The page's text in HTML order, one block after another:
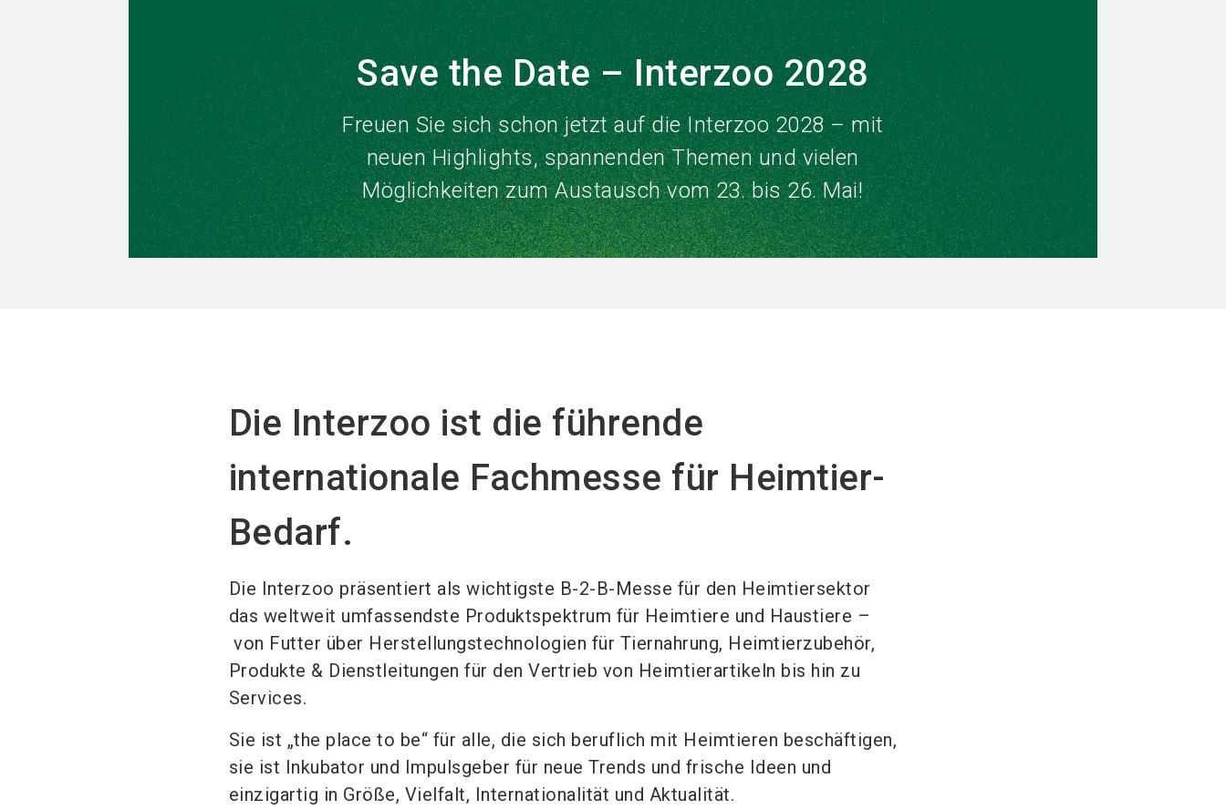
Save the Date – Interzoo 2028
Freuen Sie sich schon jetzt auf die Interzoo 2028 – mit
neuen Highlights, spannenden Themen und vielen
Möglichkeiten zum Austausch vom 23. bis 26. Mai!
Die Interzoo ist die führende
internationale Fachmesse für Heimtier-
Bedarf.
Die Interzoo präsentiert als wichtigste B-2-B-Messe für den Heimtiersektor
das weltweit umfassendste Produktspektrum für Heimtiere und Haustiere –
von Futter über Herstellungstechnologien für Tiernahrung, Heimtierzubehör,
Produkte & Dienstleitungen für den Vertrieb von Heimtierartikeln bis hin zu
Services.
Sie ist „the place to be“ für alle, die sich beruflich mit Heimtieren beschäftigen,
sie ist Inkubator und Impulsgeber für neue Trends und frische Ideen und
einzigartig in Größe, Vielfalt, Internationalität und Aktualität.